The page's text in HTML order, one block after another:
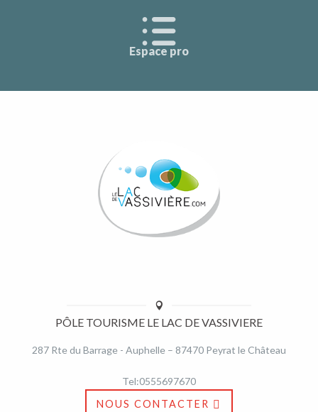
Espace pro
PÔLE TOURISME LE LAC DE VASSIVIERE
287 Rte du Barrage - Auphelle – 87470 Peyrat le Château
Tel:0555697670
NOUS CONTACTER